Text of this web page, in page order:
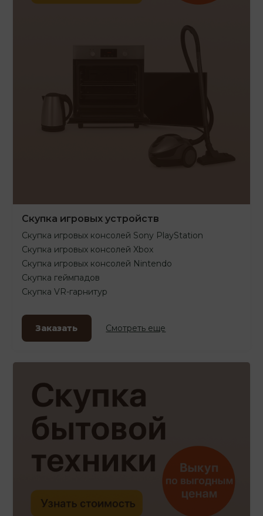
Скупка игровых устройств
Скупка игровых консолей Sony PlayStation
Скупка игровых консолей Xbox
Скупка игровых консолей Nintendo
Скупка геймпадов
Скупка VR-гарнитур
Заказать Смотреть еще